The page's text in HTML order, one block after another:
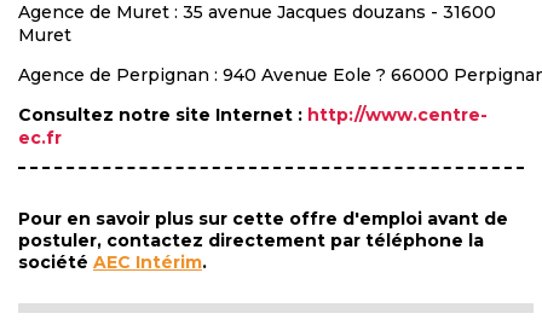
Agence de Muret : 35 avenue Jacques douzans - 31600
Muret
Agence de Perpignan : 940 Avenue Eole ? 66000
Consultez notre site Internet : http://www.centre-
ec.fr
Pour en savoir plus sur cette offre d'emploi avant de
postuler, contactez directement par téléphone la
société AEC Intérim.